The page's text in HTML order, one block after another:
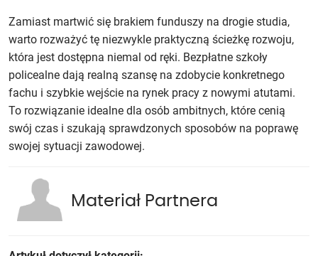
Zamiast martwić się brakiem funduszy na drogie studia,
warto rozważyć tę niezwykle praktyczną ścieżkę rozwoju,
która jest dostępna niemal od ręki. Bezpłatne szkoły
policealne dają realną szansę na zdobycie konkretnego
fachu i szybkie wejście na rynek pracy z nowymi atutami.
To rozwiązanie idealne dla osób ambitnych, które cenią
swój czas i szukają sprawdzonych sposobów na poprawę
swojej sytuacji zawodowej.
Materiał Partnera